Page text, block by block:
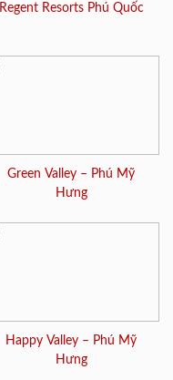
Regent Resorts Phú Quốc
Green Valley – Phú Mỹ
Hưng
Happy Valley – Phú Mỹ
Hưng